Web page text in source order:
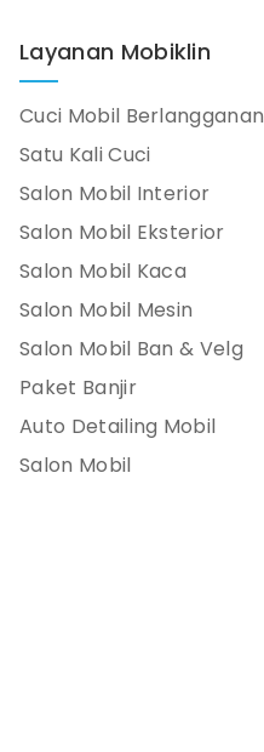
Layanan Mobiklin
Cuci Mobil Berlangganan
Satu Kali Cuci
Salon Mobil Interior
Salon Mobil Eksterior
Salon Mobil Kaca
Salon Mobil Mesin
Salon Mobil Ban & Velg
Paket Banjir
Auto Detailing Mobil
Salon Mobil